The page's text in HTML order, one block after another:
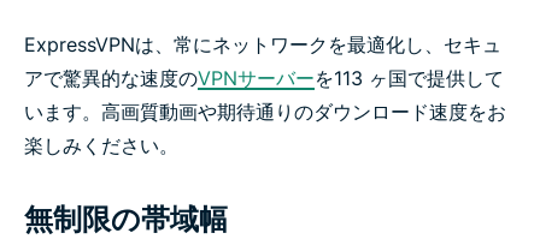
ExpressVPNは、常にネットワークを最適化し、セキュ
アで驚異的な速度のVPNサーバーを113 ヶ国で提供して
います。高画質動画や期待通りのダウンロード速度をお
楽しみください。
無制限の帯域幅